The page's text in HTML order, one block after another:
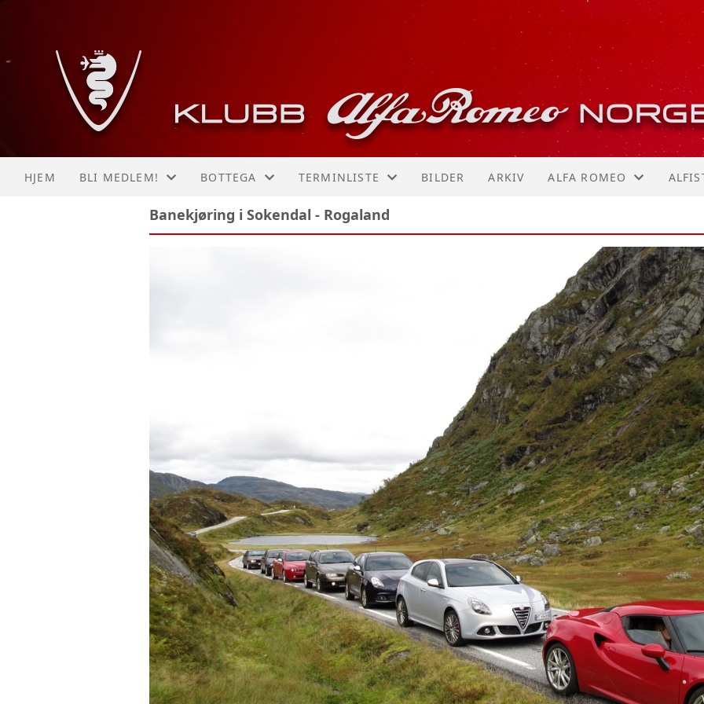
HJEM BLI MEDLEM!
INNMELDING
RABATT PÅ ANTIRUSTBEHANDLING
RABATT PÅ BILDELER
RABATT PÅ BILPLEIE
RABATT PÅ BILVERKSTEDER
RABATT PÅ KURS OG LESESTOFF
RABATT PÅ LEIEBIL
RABATT PÅ OPPRETTING OG LAKKERING
BOTTEGA
BESØK VÅR BOTTEGA HER!
TERMINLISTE
KALENDER
BILDER ARKIV ALFA ROMEO
156 GTA
159
164
33
4C OG SZ
8C COMPETIZIONE
916 GTV OG SPIDER
GIULIA
SPIDER
ALFASUD
MONTREAL
1900 SUPERLEGGERA
OLE
Banekjøring i Sokendal - Rogaland